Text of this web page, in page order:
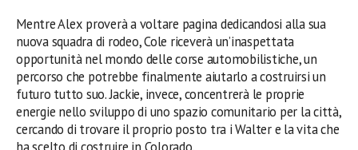
Mentre Alex proverà a voltare pagina dedicandosi alla sua
nuova squadra di rodeo, Cole riceverà un’inaspettata
opportunità nel mondo delle corse automobilistiche, un
percorso che potrebbe finalmente aiutarlo a costruirsi un
futuro tutto suo. Jackie, invece, concentrerà le proprie
energie nello sviluppo di uno spazio comunitario per la città,
cercando di trovare il proprio posto tra i Walter e la vita che
ha scelto di costruire in Colorado.